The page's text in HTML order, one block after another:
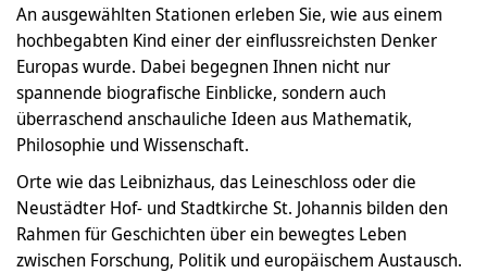
An ausgewählten Stationen erleben Sie, wie aus einem
hochbegabten Kind einer der einflussreichsten Denker
Europas wurde. Dabei begegnen Ihnen nicht nur
spannende biografische Einblicke, sondern auch
überraschend anschauliche Ideen aus Mathematik,
Philosophie und Wissenschaft.
Orte wie das Leibnizhaus, das Leineschloss oder die
Neustädter Hof- und Stadtkirche St. Johannis bilden den
Rahmen für Geschichten über ein bewegtes Leben
zwischen Forschung, Politik und europäischem Austausch.